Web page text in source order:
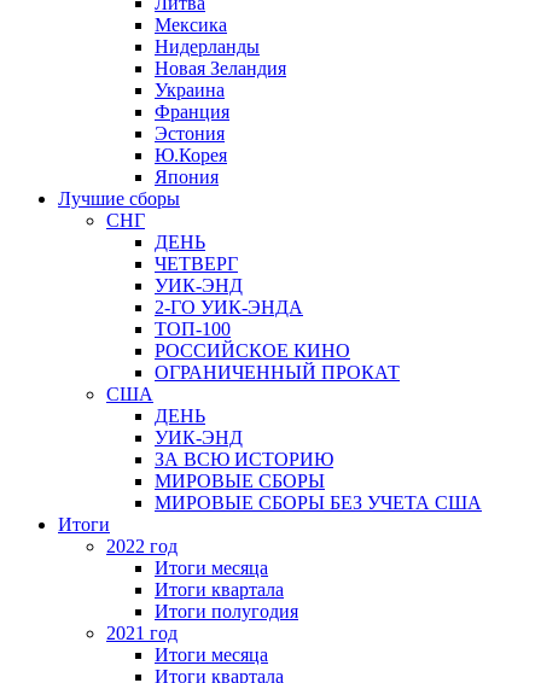
Мексика
Нидерланды
Новая Зеландия
Украина
Франция
Эстония
Ю.Корея
Япония
Лучшие сборы
СНГ
ДЕНЬ
ЧЕТВЕРГ
УИК-ЭНД
2-ГО УИК-ЭНДА
ТОП-100
РОССИЙСКОЕ КИНО
ОГРАНИЧЕННЫЙ ПРОКАТ
США
ДЕНЬ
УИК-ЭНД
ЗА ВСЮ ИСТОРИЮ
МИРОВЫЕ СБОРЫ
МИРОВЫЕ СБОРЫ БЕЗ УЧЕТА США
Итоги
2022 год
Итоги месяца
Итоги квартала
Итоги полугодия
2021 год
Итоги месяца
Итоги квартала